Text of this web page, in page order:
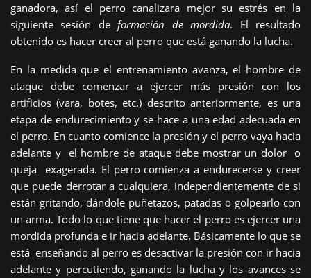
ganadora, así el perro canalizara mejor su estrés en la
siguiente sesión deformación de mordida. El resultado
obtenido es hacer creer al perro que está ganando la lucha.
En la medida que el entrenamiento avanza, el hombre de
ataque debe comenzar a ejercer más presión con los
artificios (vara, botes, etc.) descrito anteriormente, es una
etapa de endurecimiento y se hace a una edad adecuada en
el perro. En cuanto comience la presión y el perro vaya hacia
adelante y el hombre de ataque debe mostrar un dolor o
queja exagerada. El perro comienza a endurecerse y creer
que puede derrotar a cualquiera, independientemente de si
están gritando, dándole puñetazos, patadas o golpearlo con
un arma. Todo lo que tiene que hacer el perro es ejercer una
mordida profunda e ir hacia adelante. Básicamente lo que se
está enseñando al perro es desactivar la presión con ir hacia
adelante y percutiendo, ganando la lucha y los avances se